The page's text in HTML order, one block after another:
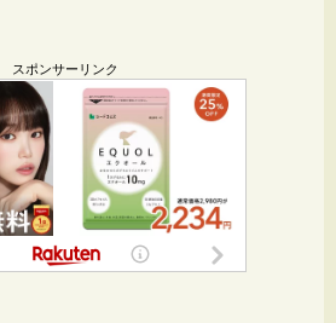
スポンサーリンク